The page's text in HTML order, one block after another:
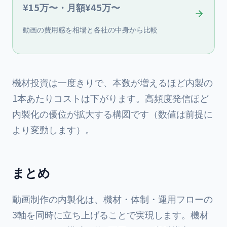
¥15万〜・月額¥45万〜
動画の費用感を相場と各社の中身から比較
機材投資は一度きりで、本数が増えるほど内製の
1本あたりコストは下がります。高頻度発信ほど
内製化の優位が拡大する構図です（数値は前提に
より変動します）。
まとめ
動画制作の内製化は、機材・体制・運用フローの
3軸を同時に立ち上げることで実現します。機材